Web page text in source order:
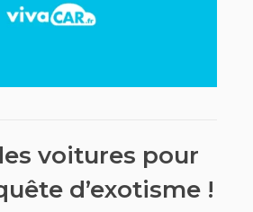
voitures pour
d’exotisme !